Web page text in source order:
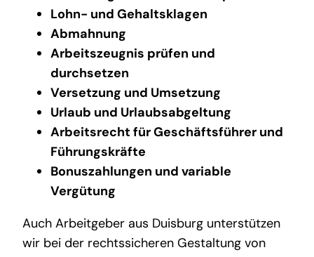
Lohn- und Gehaltsklagen
Abmahnung
Arbeitszeugnis prüfen und
durchsetzen
Versetzung und Umsetzung
Urlaub und Urlaubsabgeltung
Arbeitsrecht für Geschäftsführer und
Führungskräfte
Bonuszahlungen und variable
Vergütung
Auch Arbeitgeber aus Duisburg unterstützen
wir bei der rechtssicheren Gestaltung von